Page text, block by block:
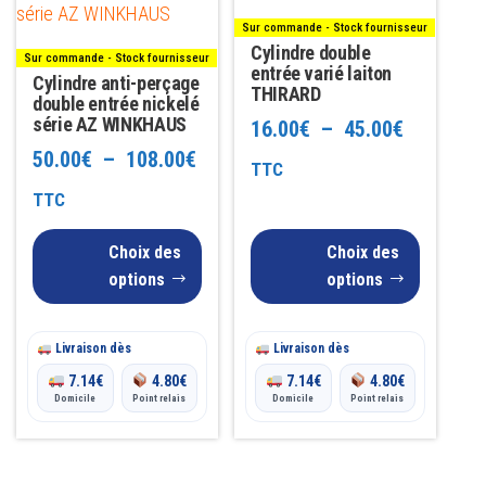
Sur commande - Stock fournisseur
Cylindre anti-perçage
double entrée nickelé
série AZ WINKHAUS
50.00€ – 108.00€
prix :
108.00€
TTC
Choix des
options
a
plusieurs
variations.
Les
options
peuvent
être
choisies
sur
produit
Livraison dès
7.14€
Domicile
4.80€
Point relais
Sur commande - Stock fournisseur
Cylindre double
entrée varié laiton
THIRARD
16.00€ – 45.00€Plage
16.00€
à
TTC
Choix des
options
a
plusieurs
variations.
Les
options
peuvent
choisies
sur
produit
Livraison dès
7.14€
Domicile
4.80€
Point relais